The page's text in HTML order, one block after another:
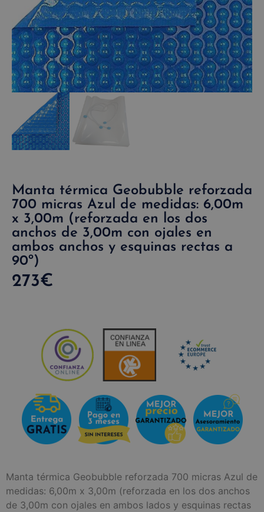
Manta térmica Geobubble reforzada
700 micras Azul de medidas: 6,00m
x 3,00m (reforzada en los dos
anchos de 3,00m con ojales en
ambos anchos y esquinas rectas a
90º)
273€
Manta térmica Geobubble reforzada 700 micras Azul de
medidas: 6,00m x 3,00m (reforzada en los dos anchos
de 3,00m con ojales en ambos lados y esquinas rectas